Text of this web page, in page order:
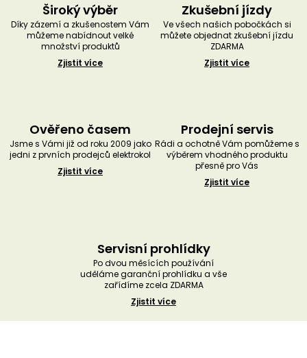
Široký výběr
Díky zázemí a zkušenostem Vám
můžeme nabídnout velké
množství produktů
Zjistit více
Zkušební jízdy
Ve všech našich pobočkách si
můžete objednat zkušební jízdu
ZDARMA
Zjistit více
Ověřeno časem
Jsme s Vámi již od roku 2009 jako
jedni z prvních prodejců elektrokol
Zjistit více
Prodejní servis
Rádi a ochotně Vám pomůžeme s
výběrem vhodného produktu
přesně pro Vás
Zjistit více
Servisní prohlídky
Po dvou měsících používání
uděláme garanční prohlídku a vše
zařídíme zcela ZDARMA
Zjistit více